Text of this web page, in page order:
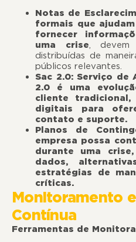
Notas de
formais que
fornecer
uma crise, devem
distribuídas de
públicos relevantes.
Sac 2.0: Serviço de
2.0 é uma
cliente tradicional,
digitais para
contato e suporte.
Planos de
empresa possa
durante uma
dados,
estratégias de
críticas.
Monitoramento
Contínua
Ferramentas de